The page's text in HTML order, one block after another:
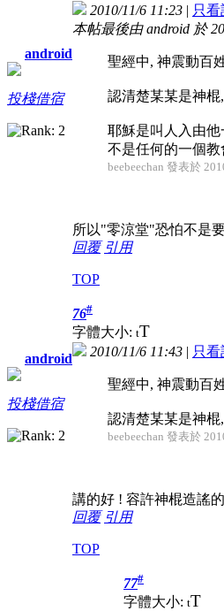
android
投棧借宿
2010/11/6 11:23 | 只
本帖最後由 android 於
聖經中, 神震動百
認清楚某某是神
耶穌是叫人入由
不是任何的一個教
beebeechan 發表於
所以"零涼堂"恐怕不是
回覆 引用
TOP
android
投棧借宿
76#
字體大小: tT
2010/11/6 11:43 | 只
聖經中, 神震動百
認清楚某某是神
beebeechan 發表於
講的好 ! 容許神棍造謠
回覆 引用
TOP
77#
字體大小: tT